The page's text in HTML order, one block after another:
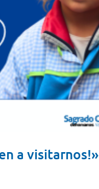
a visitarnos!»